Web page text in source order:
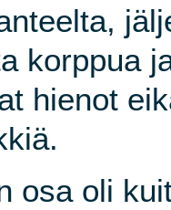
korppua
hienot
osa oli